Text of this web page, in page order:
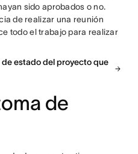
sido aprobados o no.
de realizar una reunión
todo el trabajo para realizar
de estado del proyecto que
de